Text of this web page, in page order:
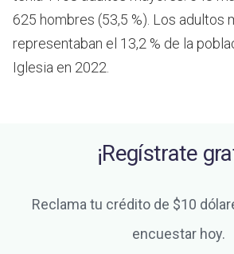
625 hombres (53,5 %). Los adultos
representaban el 13,2 % de la
Iglesia en 2022.
¡Regístrate
Reclama tu crédito de $10
encuestar hoy.